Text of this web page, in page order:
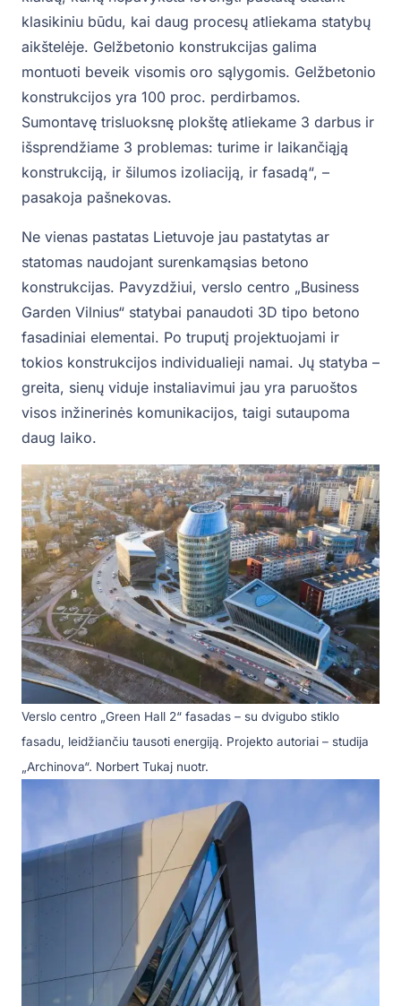
klasikiniu būdu, kai daug procesų atliekama statybų
aikštelėje. Gelžbetonio konstrukcijas galima
montuoti beveik visomis oro sąlygomis. Gelžbetonio
konstrukcijos yra 100 proc. perdirbamos.
Sumontavę trisluoksnę plokštę atliekame 3 darbus ir
išsprendžiame 3 problemas: turime ir laikančiąją
konstrukciją, ir šilumos izoliaciją, ir fasadą“, –
pasakoja pašnekovas.
Ne vienas pastatas Lietuvoje jau pastatytas ar
statomas naudojant surenkamąsias betono
konstrukcijas. Pavyzdžiui, verslo centro „Business
Garden Vilnius“ statybai panaudoti 3D tipo betono
fasadiniai elementai. Po truputį projektuojami ir
tokios konstrukcijos individualieji namai. Jų statyba –
greita, sienų viduje instaliavimui jau yra paruoštos
visos inžinerinės komunikacijos, taigi sutaupoma
daug laiko.
Verslo centro „Green Hall 2“ fasadas – su dvigubo stiklo
fasadu, leidžiančiu tausoti energiją. Projekto autoriai – studija
„Archinova“. Norbert Tukaj nuotr.